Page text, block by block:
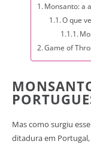
Monsanto: a
O que
Game of
Mas como surgiu
ditadura em